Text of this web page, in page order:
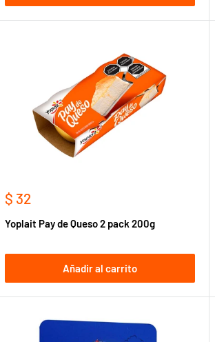
Precio
venta
$ 32
Yoplait Pay de Queso 2 pack 200g
Añadir al carrito